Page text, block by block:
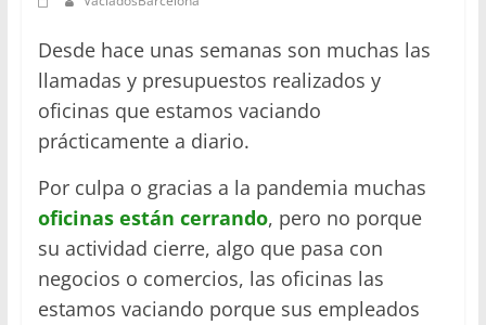
Desde hace unas semanas son muchas las
llamadas y presupuestos realizados y
oficinas que estamos vaciando
prácticamente a diario.
Por culpa o gracias a la pandemia muchas
oficinas están cerrando, pero no porque
su actividad cierre, algo que pasa con
negocios o comercios, las oficinas las
estamos vaciando porque sus empleados